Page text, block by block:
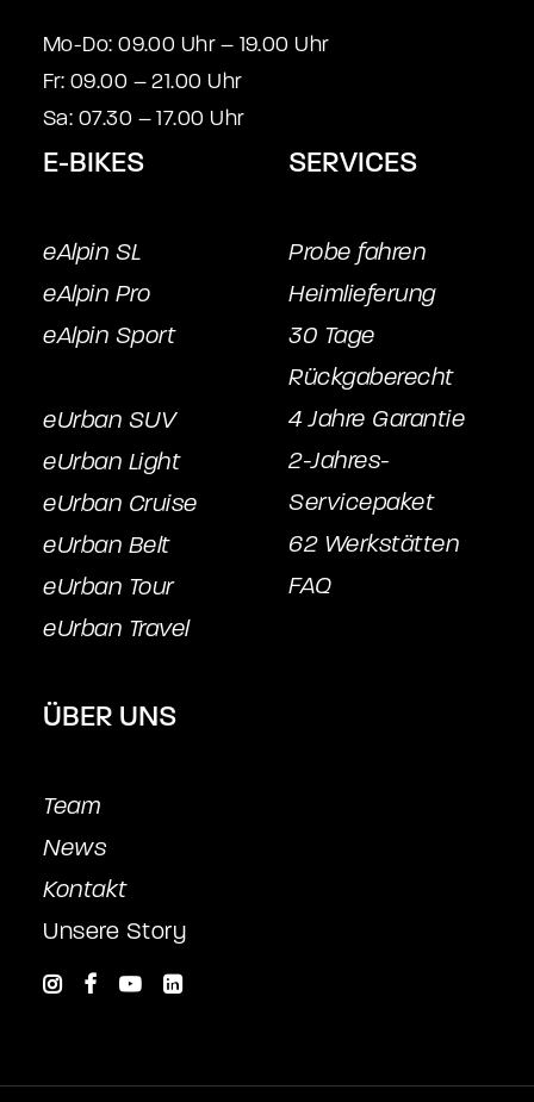
Mo-Do: 09.00 Uhr – 19.00 Uhr
Fr: 09.00 – 21.00 Uhr
Sa: 07.30 – 17.00 Uhr
E-BIKES
eAlpin SL
eAlpin Pro
eAlpin Sport
eUrban SUV
eUrban Light
eUrban Cruise
eUrban Belt
eUrban Tour
eUrban Travel
SERVICES
Probe fahren
Heimlieferung
30 Tage
Rückgaberecht
4 Jahre Garantie
2-Jahres-
Servicepaket
62 Werkstätten
FAQ
ÜBER UNS
Team
News
Kontakt
Unsere Story